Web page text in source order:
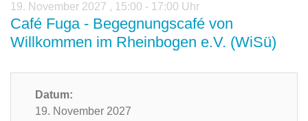
19. November 2027 , 15:00 - 17:00 Uhr
Café Fuga - Begegnungscafé von
Willkommen im Rheinbogen e.V. (WiSü)
Datum:
19. November 2027